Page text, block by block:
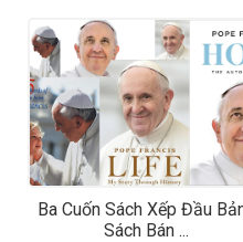
Ba Cuốn Sách Xếp Đầu
Sách Bán ...